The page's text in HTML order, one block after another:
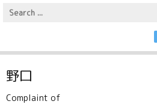
野口
Complaint of